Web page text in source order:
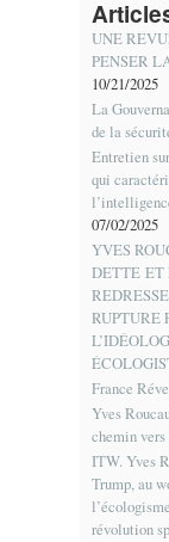
UNE
PENSER
10/21/2025
La
de la
Entretien
qui
07/02/2025
YVES
DETTE ET
RUPTURE
France
Yves
chemin
ITW. Yves
Trump, au
révolution